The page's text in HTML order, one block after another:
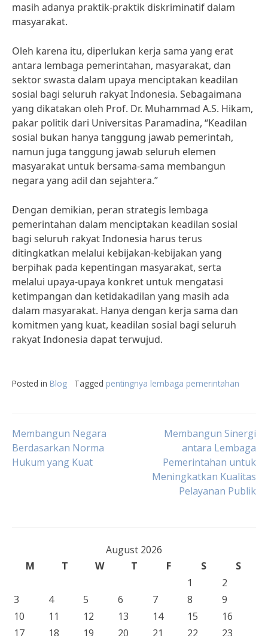
masih adanya praktik-praktik diskriminatif dalam
masyarakat.
Oleh karena itu, diperlukan kerja sama yang erat
antara lembaga pemerintahan, masyarakat, dan
sektor swasta dalam upaya menciptakan keadilan
sosial bagi seluruh rakyat Indonesia. Sebagaimana
yang dikatakan oleh Prof. Dr. Muhammad A.S. Hikam,
pakar politik dari Universitas Paramadina, “Keadilan
sosial bukan hanya tanggung jawab pemerintah,
namun juga tanggung jawab seluruh elemen
masyarakat untuk bersama-sama membangun
negara yang adil dan sejahtera.”
Dengan demikian, peran strategis lembaga
pemerintahan dalam menciptakan keadilan sosial
bagi seluruh rakyat Indonesia harus terus
ditingkatkan melalui kebijakan-kebijakan yang
berpihak pada kepentingan masyarakat, serta
melalui upaya-upaya konkret untuk mengatasi
ketimpangan dan ketidakadilan yang masih ada
dalam masyarakat. Hanya dengan kerja sama dan
komitmen yang kuat, keadilan sosial bagi seluruh
rakyat Indonesia dapat terwujud.
Posted in Blog Tagged pentingnya lembaga pemerintahan
Post
navigation
Membangun Negara
Berdasarkan Norma
Hukum yang Kuat
Membangun Sinergi
antara Lembaga
Pemerintahan untuk
Meningkatkan Kualitas
Pelayanan Publik
August 2026
M
T W T F S
S
1
2
3
4 5 6 7 8
9
10
11 12 13 14 15
16
17
18 19 20 21 22 23